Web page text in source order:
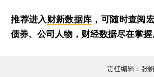
推荐进入财新数据库 ，可随时查阅
债券、公司人物，财经数据尽在掌握
责任编辑：张